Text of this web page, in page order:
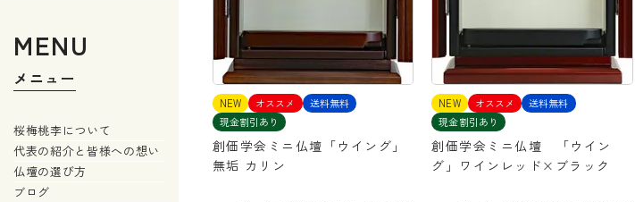
MENU
メニュー
桜梅桃李について
代表の紹介と皆様への想い
仏壇の選び方
ブログ
NEW オススメ
送料無料
現金割引あり
創価学会ミニ仏壇「ウイング」
無垢 カリン
NEW オススメ
送料無料
現金割引あり
創価学会ミニ仏壇 「ウイン
グ」ワインレッド×ブラック